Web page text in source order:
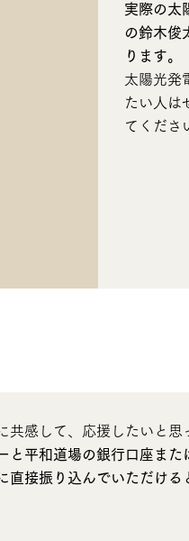
実際の太
の鈴木俊
ります。
太陽光発
たい人は
てくださ
共感して、応援したいと思
と平和道場の銀行口座ま
直接振り込んでいただける